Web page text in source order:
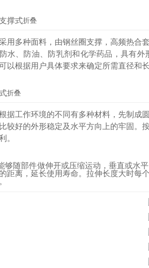
折叠
撑式
用多种面料，由钢丝圈支撑，高频热合
水、防油、防乳剂和化学药品，具有
以根据用户具体要求来确定所需直径和长
折叠
据工作环境的不同有多种材料，先制成
较好的外形稳定及水平方向上的牢固。
。
够随部件做伸开或压缩运动，垂直或水
距离，延长使用寿命。拉伸长度大时每